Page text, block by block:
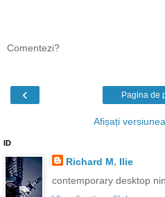
Comentezi?
‹ Pagina de
Afișați
ID
Richard M. Ilie
contemporary desktop